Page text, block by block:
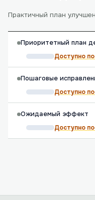
Практичный план
Приоритетный план
Доступно
Пошаговые
Доступно
Ожидаемый эффект
Доступно